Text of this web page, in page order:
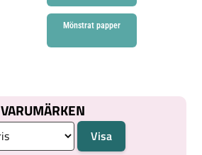
Mönstrat papper
VARUMÄRKEN